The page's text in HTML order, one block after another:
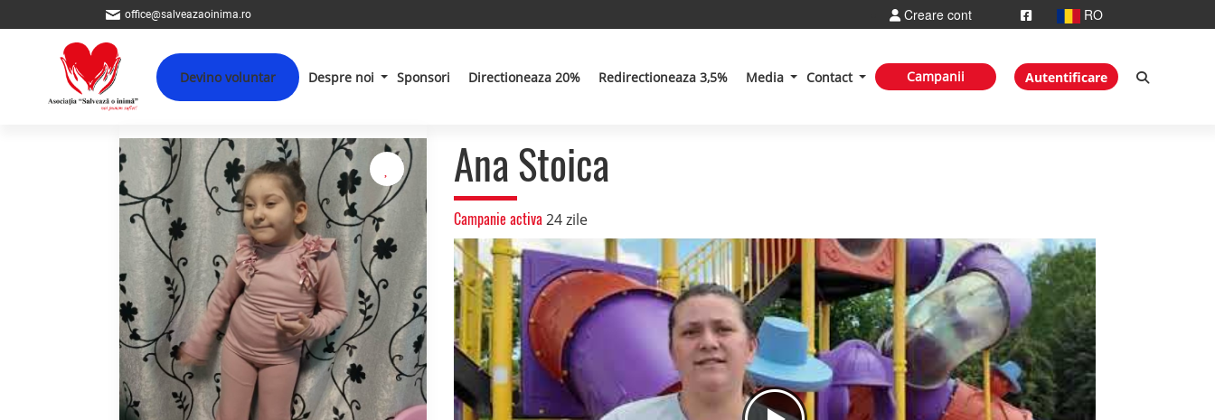
office@salveazaoinima.ro RO
Creare cont
Devino voluntar Despre noi Sponsori Directioneaza 20% Redirectioneaza 3,5% Media Contact Campanii Autentificare
Ana Stoica
Campanie activa 24 zile